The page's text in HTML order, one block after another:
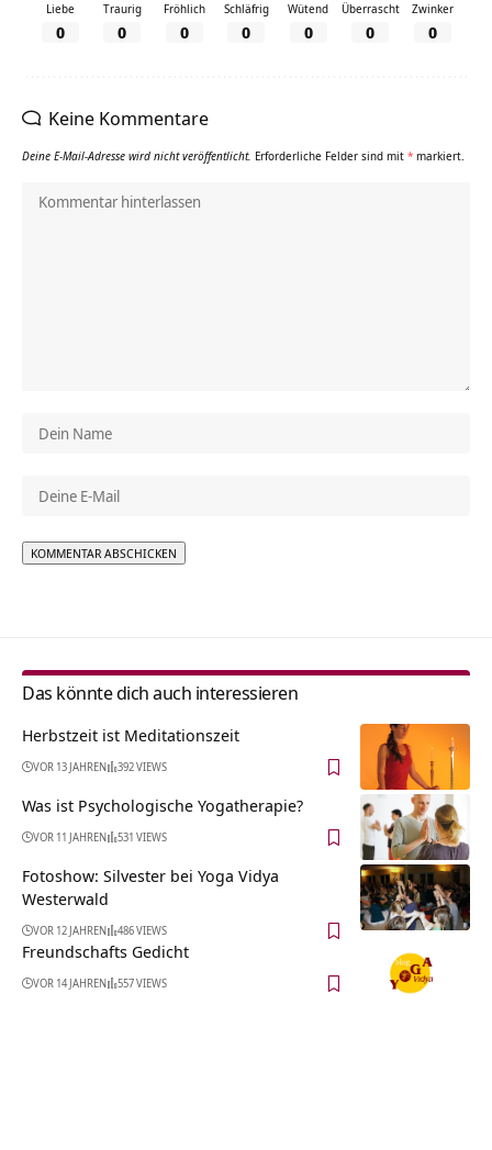
Liebe
0
Traurig
0
Fröhlich
0
Schläfrig
0
Wütend
0
Überrascht
0
Zwinker
0
Keine Kommentare
Deine E-Mail-Adresse wird nicht veröffentlicht. Erforderliche Felder sind mit * markiert.
Das könnte dich auch interessieren
Herbstzeit ist Meditationszeit
VOR 13 JAHREN 392 VIEWS
Was ist Psychologische Yogatherapie?
VOR 11 JAHREN 531 VIEWS
Fotoshow: Silvester bei Yoga Vidya
Westerwald
VOR 12 JAHREN 486 VIEWS
Freundschafts Gedicht
VOR 14 JAHREN 557 VIEWS